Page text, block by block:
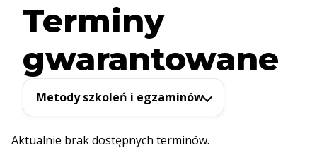
Terminy
gwarantowane
Metody szkoleń i egzaminów
Aktualnie brak dostępnych terminów.